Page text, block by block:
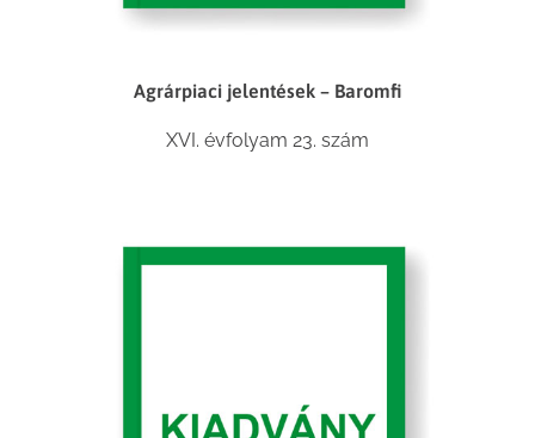
Agrárpiaci jelentések – Baromfi
XVI. évfolyam 23. szám